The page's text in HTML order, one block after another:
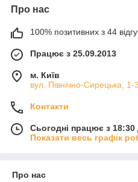
Про нас
100% позитивних з 44
Працює з 25.09.2013
м. Київ
вул. Північно-Сирецька, 1-
Контакти
Сьогодні працює з 18:30
Показати весь графік
Про нас